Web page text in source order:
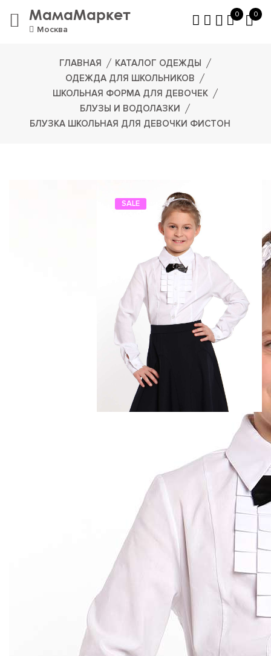
МамаМаркет
Москва
0 0
ГЛАВНАЯ
КАТАЛОГ ОДЕЖДЫ
ОДЕЖДА ДЛЯ ШКОЛЬНИКОВ
ШКОЛЬНАЯ ФОРМА ДЛЯ ДЕВОЧЕК
БЛУЗЫ И ВОДОЛАЗКИ
БЛУЗКА ШКОЛЬНАЯ ДЛЯ ДЕВОЧКИ ФИСТОН
SALE